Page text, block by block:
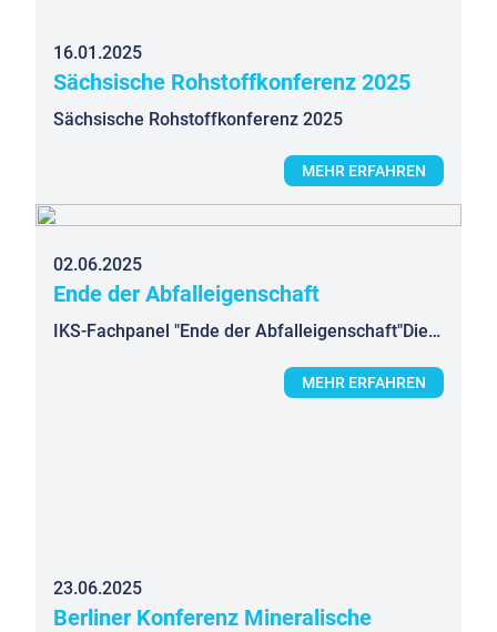
16.01.2025
Sächsische Rohstoffkonferenz 2025
Sächsische Rohstoffkonferenz 2025
MEHR ERFAHREN
02.06.2025
Ende der Abfalleigenschaft
IKS-Fachpanel "Ende der Abfalleigenschaft"Die rechtliche Würdigung der Abfalleigenschaft für Stoffe im Recyclingprozess ist eine entscheidende Frage für die Einbindung in Stoffkreisläufe.Wann erhalten aufbereitete Abfall...
MEHR ERFAHREN
23.06.2025
Berliner Konferenz Mineralische